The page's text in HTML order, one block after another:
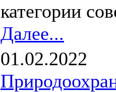
категории
Далее...
01.02.2022